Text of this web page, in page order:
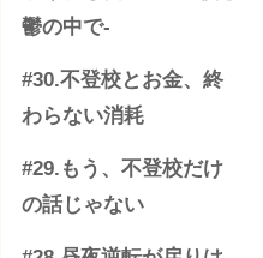
鬱の中で-
#30.不登校とお金、終
わらない消耗
#29.もう、不登校だけ
の話じゃない